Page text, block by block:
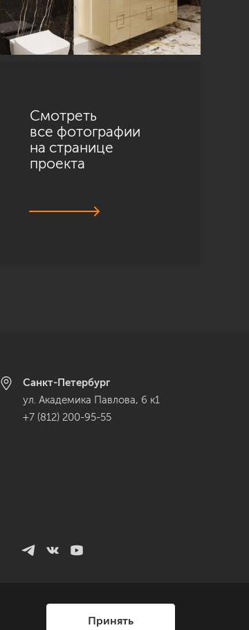
Смотреть
все фотографии
на странице
проекта
Санкт-Петербург
ул. Академика Павлова, 6 к1
+7 (812) 200-95-55
Принять